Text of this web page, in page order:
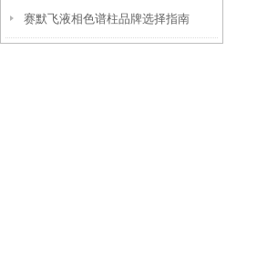
赛默飞液相色谱柱品牌选择指南